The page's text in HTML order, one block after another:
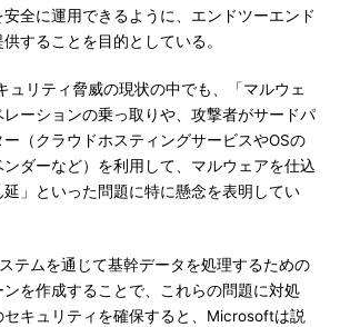
安全に運用できるように、エンドツーエンド
することを目的としている。
リティ脅威の現状の中でも、「マルウェ
ーションの乗っ取りや、攻撃者がサードパ
（クラウドホスティングサービスやOSの
ダーなど）を利用して、マルウェアを仕込
」といった問題に特に懸念を表明してい
テムを通じて基幹データを処理するための
を作成することで、これらの問題に対処
セキュリティを確保すると、Microsoftは説